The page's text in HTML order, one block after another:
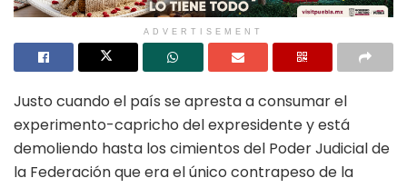
ADVERTISEMENT
Justo cuando el país se apresta a consumar el
experimento-capricho del expresidente y está
demoliendo hasta los cimientos del Poder Judicial de
la Federación que era el único contrapeso de la